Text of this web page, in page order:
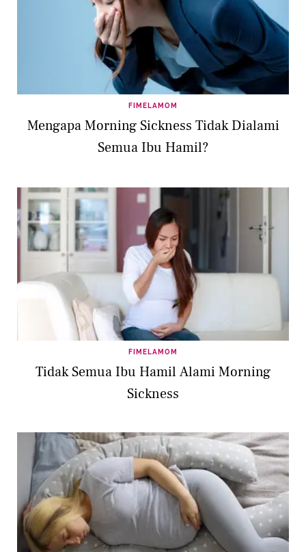
FIMELAMOM
Mengapa Morning Sickness Tidak Dialami
Semua Ibu Hamil?
FIMELAMOM
Tidak Semua Ibu Hamil Alami Morning
Sickness